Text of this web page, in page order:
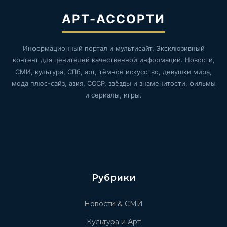
АРТ-АССОРТИ
Информационный портал и мультисайт. Эксклюзивный
контент для ценителей качественной информации. Новости,
СМИ, культура, СПб, арт, тёмное искусство, девушки мира,
мода плюс-сайз, азия, СССР, звёзды и знаменитости, фильмы
и сериалы, игры.
Рубрики
Новости & СМИ
Культура и Арт